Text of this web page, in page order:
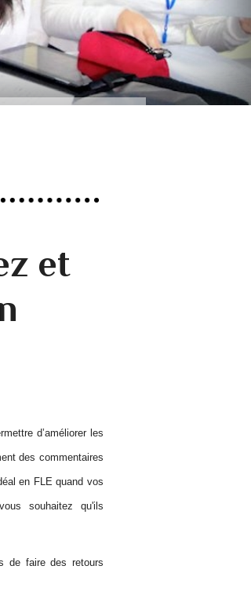
et
d’améliorer les
des commentaires
en FLE quand vos
souhaitez qu'ils
de faire des retours